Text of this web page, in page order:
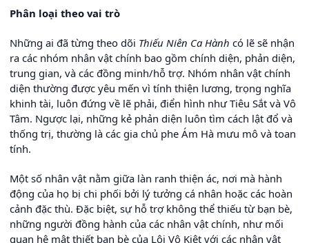
Phân loại theo vai trò
Những ai đã từng theo dõi Thiếu Niên Ca Hành có lẽ sẽ nhận
ra các nhóm nhân vật chính bao gồm chính diện, phản diện,
trung gian, và các đồng minh/hỗ trợ. Nhóm nhân vật chính
diện thường được yêu mến vì tính thiện lương, trọng nghĩa
khinh tài, luôn đứng về lẽ phải, điển hình như Tiêu Sắt và Vô
Tâm. Ngược lại, những kẻ phản diện luôn tìm cách lật đổ và
thống trị, thường là các gia chủ phe Ám Hà mưu mô và toan
tính.
Một số nhân vật nằm giữa làn ranh thiện ác, nơi mà hành
động của họ bị chi phối bởi lý tưởng cá nhân hoặc các hoàn
cảnh đặc thù. Đặc biệt, sự hỗ trợ không thể thiếu từ bạn bè,
những người đồng hành của các nhân vật chính, như mối
quan hệ mật thiết bạn bè của Lôi Vô Kiệt với các nhân vật